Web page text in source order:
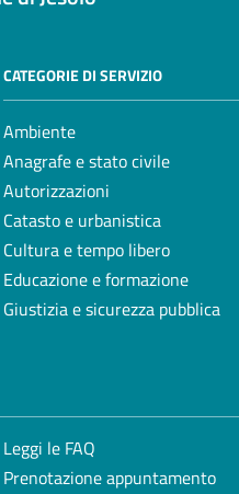
CATEGORIE DI SERVIZIO
Ambiente
Anagrafe e stato civile
Autorizzazioni
Catasto e urbanistica
Cultura e tempo libero
Educazione e formazione
Giustizia e sicurezza pubblica
Leggi le FAQ
Prenotazione appuntamento